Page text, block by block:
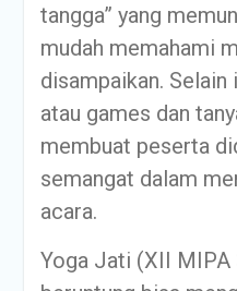
tangga” yang
mudah memahami
disampaikan. Selain
atau games dan
membuat peserta
semangat dalam
acara.
Yoga Jati (XII MIPA